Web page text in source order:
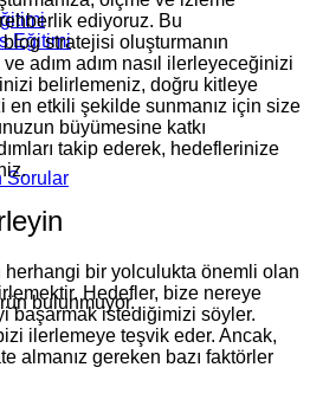
Eğitimi
Sorular
bulunmuyor.
ediyoruz. Bu
stratejisi oluşturmanın
adım adım nasıl ilerleyeceğinizi
belirlemeniz, doğru kitleye
en etkili şekilde sunmanız için size
büyümesine katkı
takip ederek, hedeflerinize
herhangi bir yolculukta önemli olan
Hedefler, bize nereye
başarmak istediğimizi söyler.
ilerlemeye teşvik eder. Ancak,
almanız gereken bazı faktörler